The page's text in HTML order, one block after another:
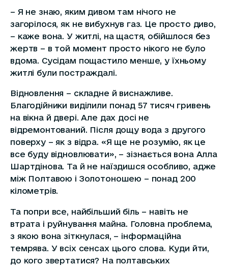
– Я не знаю, яким дивом там нічого не
загорілося, як не вибухнув газ. Це просто диво,
– каже вона. У житлі, на щастя, обійшлося без
жертв – в той момент просто нікого не було
вдома. Сусідам пощастило менше, у їхньому
житлі були постраждалі.
Відновлення – складне й виснажливе.
Благодійники виділили понад 57 тисяч гривень
на вікна й двері. Але дах досі не
відремонтований. Після дощу вода з другого
поверху – як з відра. «Я ще не розумію, як це
все буду відновлювати», – зізнається вона Алла
Шартдінова. Та й не наїздишся особливо, адже
між Полтавою і Золотоношею – понад 200
кілометрів.
Та попри все, найбільший біль – навіть не
втрата і руйнування майна. Головна проблема,
з якою вона зіткнулася, – інформаційна
темрява. У всіх сенсах цього слова. Куди йти,
до кого звертатися? На полтавських